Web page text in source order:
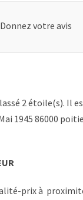
Donnez votre avis
2 étoile(s). Il
1945 86000
prix à